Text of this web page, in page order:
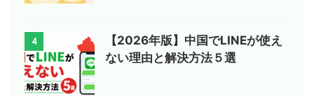
4
【2026年版】中国でLINEが使え
ない理由と解決方法５選